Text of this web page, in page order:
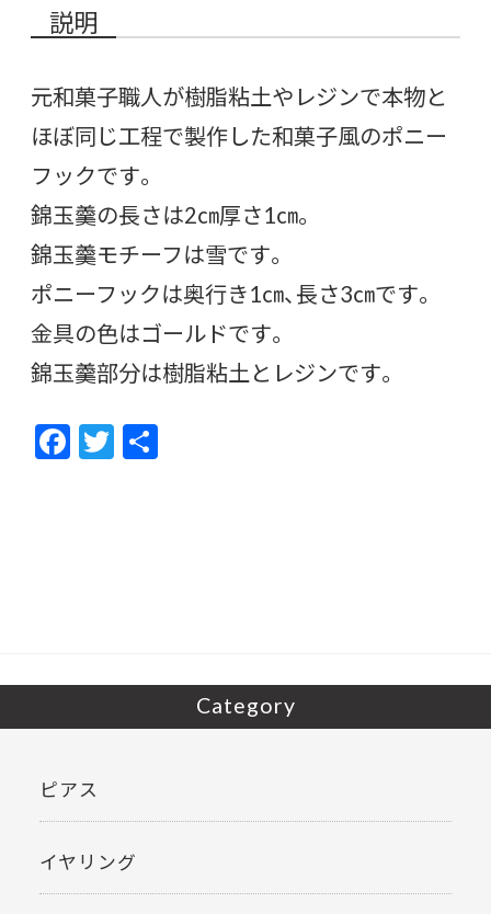
説明
元和菓子職人が樹脂粘土やレジンで本物と
ほぼ同じ工程で製作した和菓子風のポニー
フックです。
錦玉羹の長さは2㎝厚さ1㎝。
錦玉羹モチーフは雪です。
ポニーフックは奥行き1㎝、長さ3㎝です。
金具の色はゴールドです。
錦玉羹部分は樹脂粘土とレジンです。
F
ac
T
w
Category
ピアス
イヤリング